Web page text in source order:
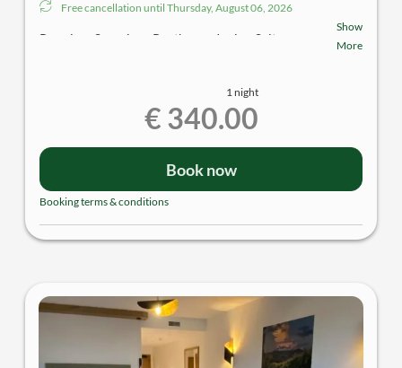
Free cancellation until Thursday, August 06, 2026
Premium Superior - Penthouse.Junior-Suite
Holz- und Steinböden | große Terrasse mit
Badezimmer mit Dusche | separates WC |
Klimatisierung mittels Kühldecke | TV | Sitzecke
| Zimmersafe | Minibar
Show
More
1 night
€ 340.00
Book now
Booking terms & conditions